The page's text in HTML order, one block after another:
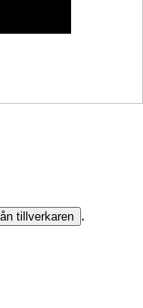
tillverkaren .